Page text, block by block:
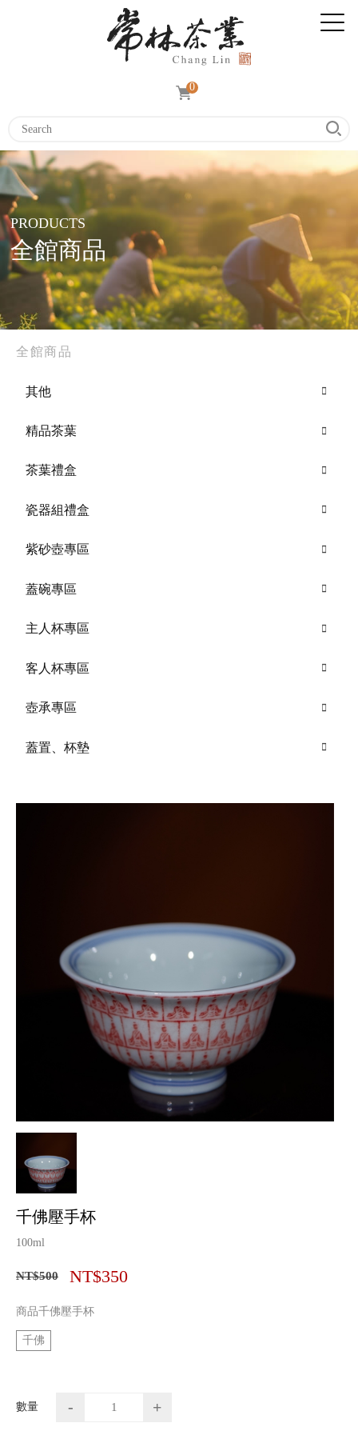
0
全館商品
PRODUCTS
全館商品
其他
精品茶葉
茶葉禮盒
瓷器組禮盒
紫砂壺專區
蓋碗專區
主人杯專區
客人杯專區
壺承專區
蓋置、杯墊
千佛壓手杯
100ml
NT$500 NT$350
商品千佛壓手杯
千佛
數量 - +